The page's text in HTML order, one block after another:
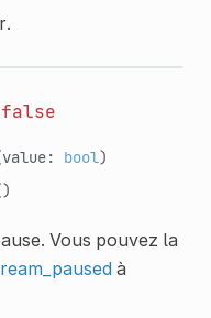
false
bool)
Vous pouvez la
à